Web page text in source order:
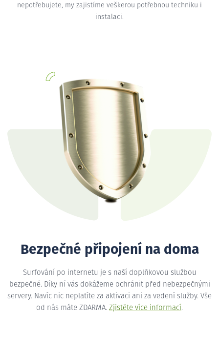
nepotřebujete, my zajistíme veškerou potřebnou techniku i
instalaci.
Bezpečné připojení na doma
Surfování po internetu je s naší doplňkovou službou
bezpečné. Díky ní vás dokážeme ochránit před nebezpečnými
servery. Navíc nic neplatíte za aktivaci ani za vedení služby. Vše
od nás máte ZDARMA. Zjistěte více informací.